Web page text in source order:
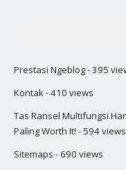
Prestasi Ngeblog- 395
Kontak- 410 views
Tas Ransel Multifungsi
Paling Worth It! - 594 views
Sitemaps - 690 views